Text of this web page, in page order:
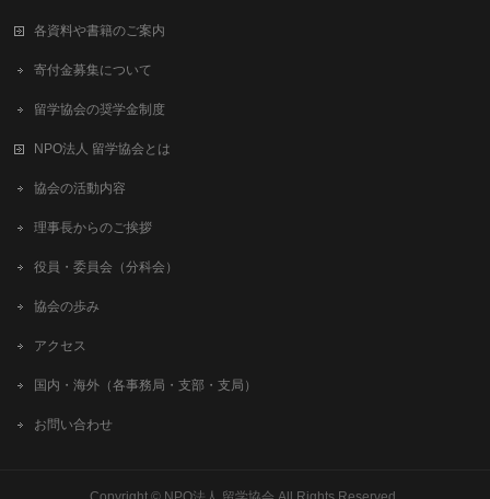
各資料や書籍のご案内
寄付金募集について
留学協会の奨学金制度
NPO法人 留学協会とは
協会の活動内容
理事長からのご挨拶
役員・委員会（分科会）
協会の歩み
アクセス
国内・海外（各事務局・支部・支局）
お問い合わせ